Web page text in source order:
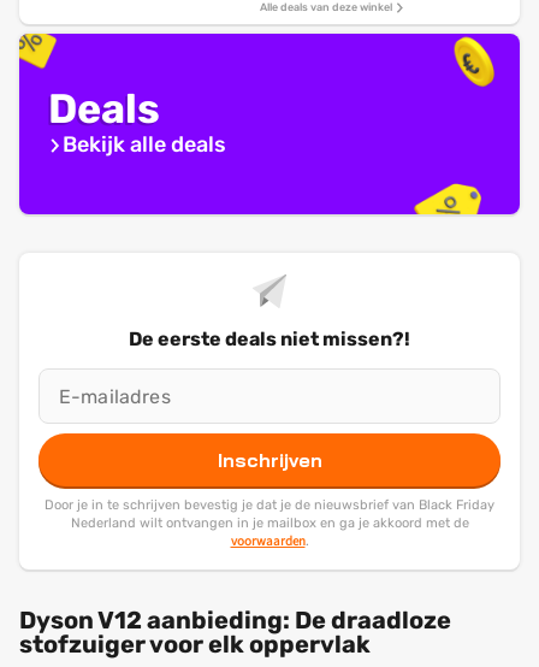
Alle deals van deze winkel
Deals
Bekijk alle deals
De eerste deals niet missen?!
Inschrijven
Door je in te schrijven bevestig je dat je de nieuwsbrief van Black Friday
Nederland wilt ontvangen in je mailbox en ga je akkoord met de
voorwaarden.
Dyson V12 aanbieding: De draadloze
stofzuiger voor elk oppervlak